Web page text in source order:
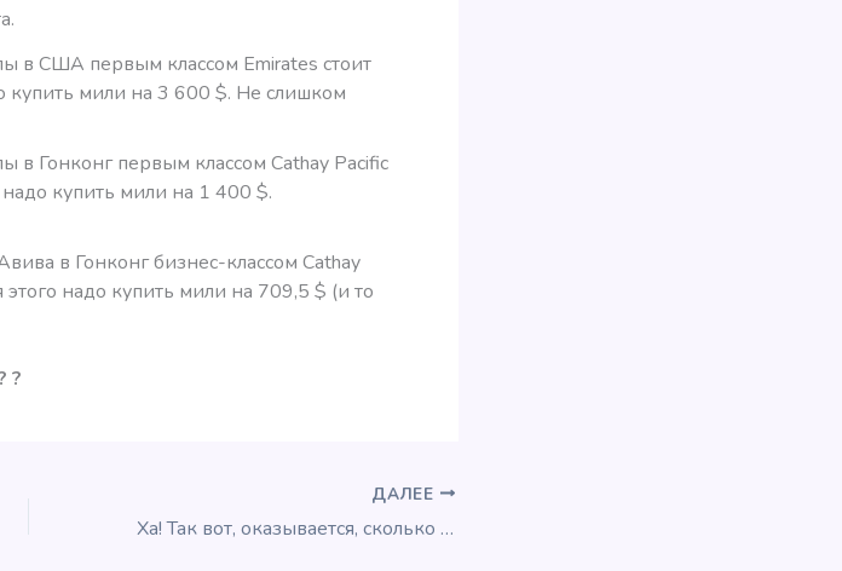
в США первым классом Emirates стоит
купить мили на 3 600 $. Не слишком
в Гонконг первым классом Cathay Pacific
купить мили на 1 400 $.
в Гонконг бизнес-классом Cathay
надо купить мили на 709,5 $ (и то
?
ДАЛЕЕ
Ха! Так вот, оказывается, сколько стоит один балл SPG